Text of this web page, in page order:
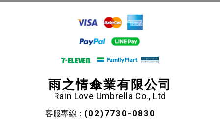
雨之情傘業有限公司
Rain Love Umbrella Co., Ltd
客服專線： (02)7730-0830